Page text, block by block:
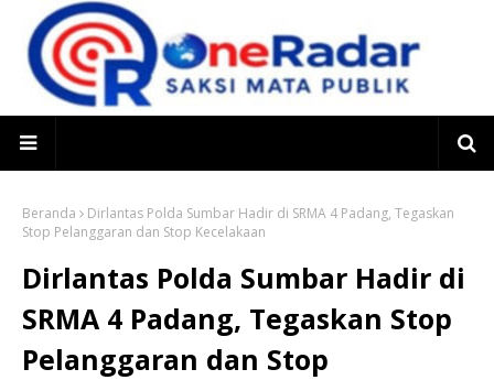
Beranda
Dirlantas Polda Sumbar Hadir di SRMA 4 Padang, Tegaskan
Stop Pelanggaran dan Stop Kecelakaan
Dirlantas Polda Sumbar Hadir di
SRMA 4 Padang, Tegaskan Stop
Pelanggaran dan Stop